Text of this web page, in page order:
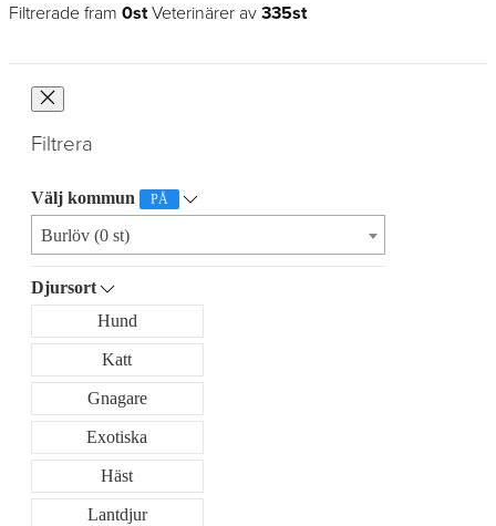
Filtrerade fram 0stVeterinärer av 335st
Filtrera
Välj kommun PÅ
Burlöv (0 st)
Djursort
Hund
Katt
Gnagare
Exotiska
Häst
Lantdjur